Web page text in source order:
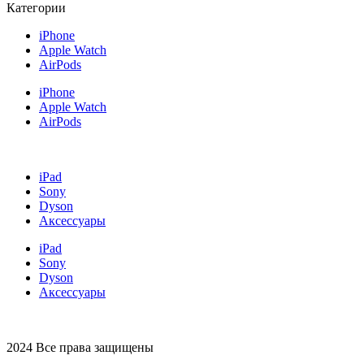
Категории
iPhone
Apple Watch
AirPods
iPhone
Apple Watch
AirPods
iPad
Sony
Dyson
Аксессуары
iPad
Sony
Dyson
Аксессуары
2024 Все права защищены